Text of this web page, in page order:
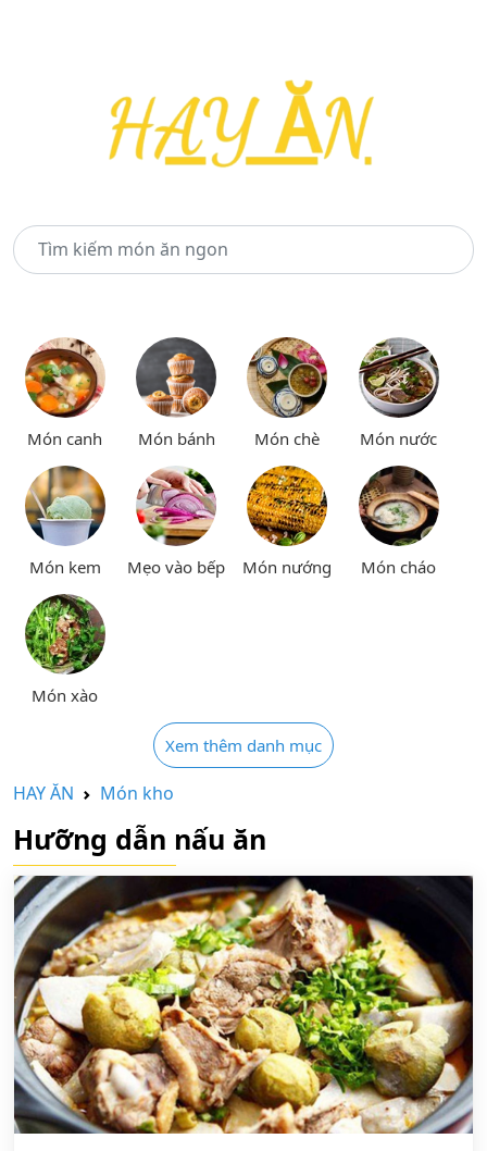
Món canh Món bánh Món chè Món nước
Món kem Mẹo vào bếp Món nướng Món cháo
Món xào
Xem thêm danh mục
HAY ĂN Món kho
Hưỡng dẫn nấu ăn